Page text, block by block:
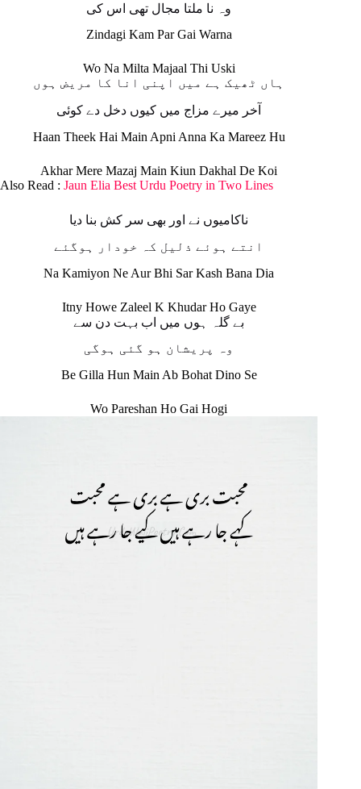
وہ نا ملتا مجال تھی اس کی
Zindagi Kam Par Gai Warna
Wo Na Milta Majaal Thi Uski
ہاں ٹھیک ہے میں اپنی انا کا مریض ہوں
آخر میرے مزاج میں کیوں دخل دے کوئی
Haan Theek Hai Main Apni Anna Ka Mareez Hu
Akhar Mere Mazaj Main Kiun Dakhal De Koi
Also Read : Jaun Elia Best Urdu Poetry in Two Lines
ناکامیوں نے اور بھی سر کش بنا دیا
انتے ہوئے ذلیل کہ خودار ہوگئے
Na Kamiyon Ne Aur Bhi Sar Kash Bana Dia
Itny Howe Zaleel K Khudar Ho Gaye
بے گلہ ہوں میں اب بہت دن سے
وہ پریشان ہو گئی ہوگی
Be Gilla Hun Main Ab Bohat Dino Se
Wo Pareshan Ho Gai Hogi